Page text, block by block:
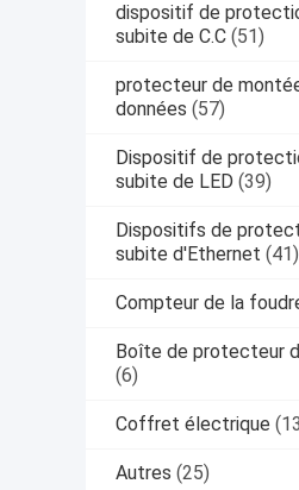
dispositif de
subite de C.C (51)
protecteur de
données (57)
Dispositif de
subite de LED (39)
Dispositifs de
subite d'Ethernet (41)
Compteur de la
Boîte de protecteur
(6)
Coffret électrique
Autres (25)